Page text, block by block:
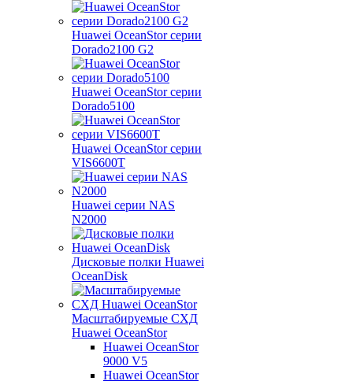
Huawei OceanStor серии
Dorado2100 G2
Huawei OceanStor серии
Dorado5100
Huawei OceanStor серии
VIS6600T
Huawei серии NAS
N2000
Дисковые полки Huawei
OceanDisk
Масштабируемые СХД
Huawei OceanStor
Huawei OceanStor
9000 V5
Huawei OceanStor